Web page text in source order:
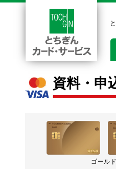
資料・申
ゴールド